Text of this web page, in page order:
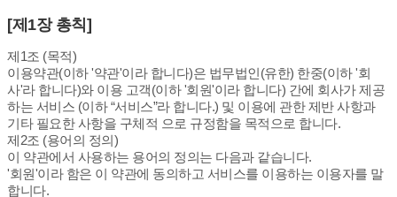
[제1장 총칙]
제1조 (목적)
이용약관(이하 '약관'이라 합니다)은 법무법인(유한) 한중(이하 '회
사'라 합니다)와 이용 고객(이하 '회원'이라 합니다) 간에 회사가 제공
하는 서비스 (이하 “서비스”라 합니다.) 및 이용에 관한 제반 사항과
기타 필요한 사항을 구체적 으로 규정함을 목적으로 합니다.
제2조 (용어의 정의)
이 약관에서 사용하는 용어의 정의는 다음과 같습니다.
'회원'이라 함은 이 약관에 동의하고 서비스를 이용하는 이용자를 말
합니다.